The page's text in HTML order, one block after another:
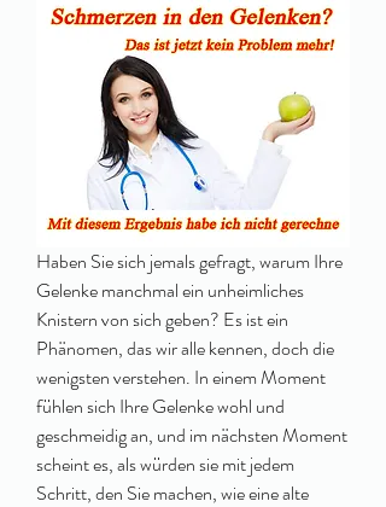
Haben Sie sich jemals gefragt, warum Ihre
Gelenke manchmal ein unheimliches
Knistern von sich geben? Es ist ein
Phänomen, das wir alle kennen, doch die
wenigsten verstehen. In einem Moment
fühlen sich Ihre Gelenke wohl und
geschmeidig an, und im nächsten Moment
scheint es, als würden sie mit jedem
Schritt, den Sie machen, wie eine alte